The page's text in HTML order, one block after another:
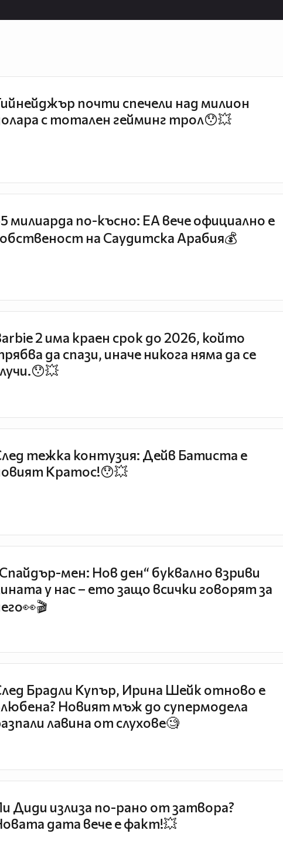
почти спечели над милион
с тотален гейминг трол😯💥
милиарда по-късно: EA вече официално е
на Саудитска Арабия💰
2 има краен срок до 2026, който
да спази, иначе никога няма да се
тежка контузия: Дейв Батиста е
Кратос!😯💥
мен: Нов ден“ буквално взриви
у нас – ето защо всички говорят за
Брадли Купър, Ирина Шейк отново е
Новият мъж до супермодела
лавина от слухове🧐
Диди излиза по-рано от затвора?
дата вече е факт!💥